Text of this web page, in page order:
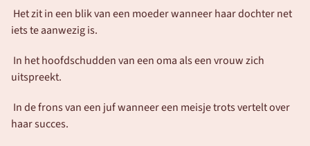
Het zit in een blik van een moeder wanneer haar dochter net
iets te aanwezig is.
In het hoofdschudden van een oma als een vrouw zich
uitspreekt.
In de frons van een juf wanneer een meisje trots vertelt over
haar succes.